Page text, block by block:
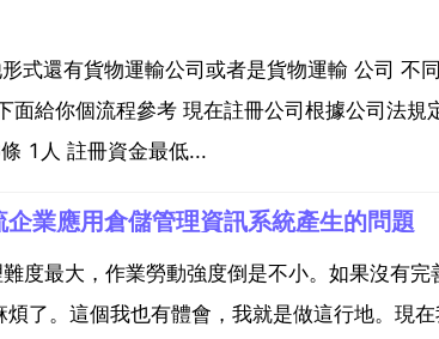
式還有貨物運輸公司或者是貨物運輸 公司 不
給你個流程參考 現在註冊公司根據公司法規
1人 註冊資金最低...
業應用倉儲管理資訊系統產生的問題
度最大，作業勞動強度倒是不小。如果沒有
了。這個我也有體會，我就是做這行地。現